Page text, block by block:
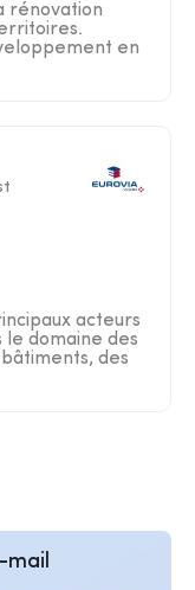
rénovation
en
acteurs
le domaine des
des
mail